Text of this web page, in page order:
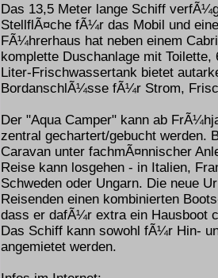
Das 13,5 Meter lange Schiff
StellflÃ¤che fÃ¼r das Mobil und
FÃ¼hrerhaus hat neben einem
komplette Duschanlage mit
Liter-Frischwassertank bietet
BordanschlÃ¼sse fÃ¼r Strom,
Der "Aqua Camper" kann ab
zentral gechartert/gebucht werden.
Caravan unter fachmÃ¤nnischer
Reise kann losgehen - in Italien,
Schweden oder Ungarn. Die neue
Reisenden einen kombinierten
dass er dafÃ¼r extra ein Hausboot
Das Schiff kann sowohl fÃ¼r Hin-
angemietet werden.